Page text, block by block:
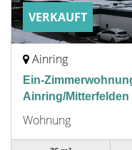
VERKAUFT
Ainring
Ein-
Ainring/Mitterfelden
Wohnung